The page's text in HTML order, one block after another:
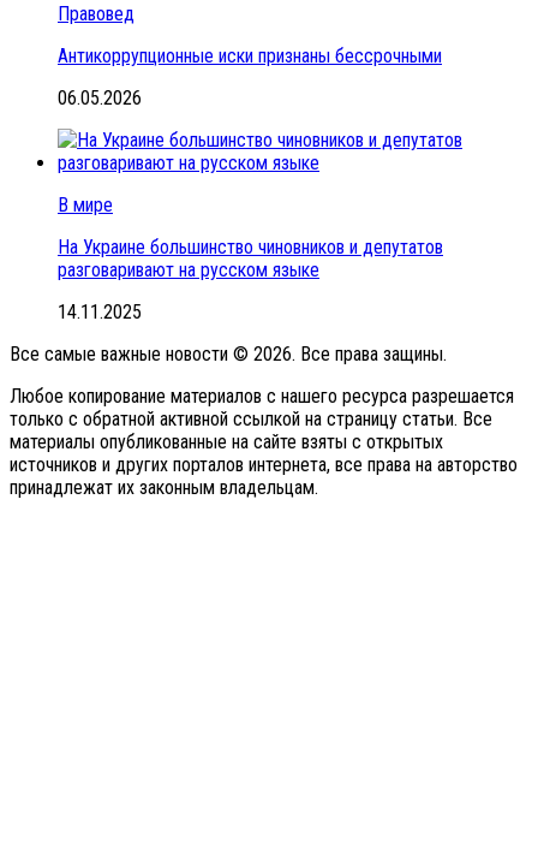
Правовед
Антикоррупционные иски признаны бессрочными
06.05.2026
В мире
На Украине большинство чиновников и депутатов
разговаривают на русском языке
14.11.2025
Все самые важные новости © 2026. Все права защины.
Любое копирование материалов с нашего ресурса разрешается
только с обратной активной ссылкой на страницу статьи. Все
материалы опубликованные на сайте взяты с открытых
источников и других порталов интернета, все права на авторство
принадлежат их законным владельцам.